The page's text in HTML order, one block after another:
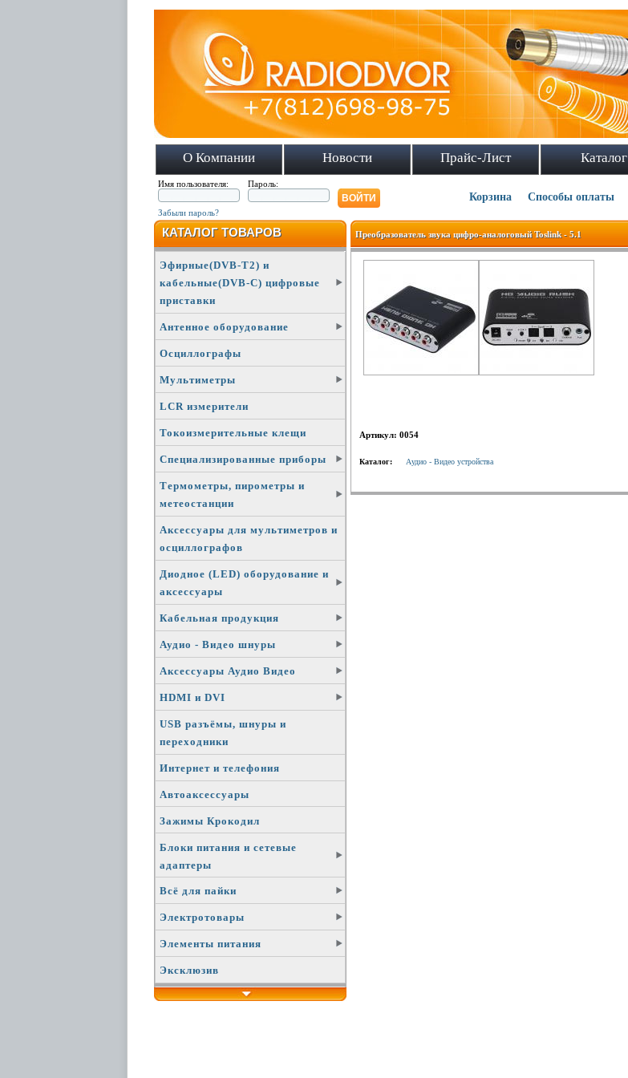
О Компании Новости Прайс-Лист Каталог
Имя пользователя: Пароль:
Забыли пароль?
Корзина Способы оплаты
КАТАЛОГ ТОВАРОВ
Эфирные(DVB-T2) и
кабельные(DVB-C) цифровые
приставки
Антенное оборудование
Осциллографы
Мультиметры
LCR измерители
Токоизмерительные клещи
Специализированные приборы
Термометры, пирометры и
метеостанции
Аксессуары для мультиметров и
осциллографов
Диодное (LED) оборудование и
аксессуары
Кабельная продукция
Аудио - Видео шнуры
Аксессуары Аудио Видео
HDMI и DVI
USB разъёмы, шнуры и
переходники
Интернет и телефония
Автоаксессуары
Зажимы Крокодил
Блоки питания и сетевые
адаптеры
Всё для пайки
Электротовары
Элементы питания
Эксклюзив
Преобразователь звука цифро-аналоговый Toslink - 5.1
Артикул: 0054
Каталог: Аудио - Видео устройства